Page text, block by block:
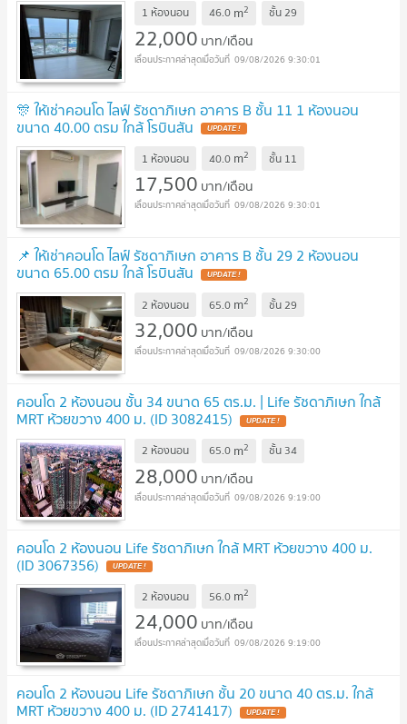
1 ห้องนอน 46.0 m2 ชั้น29
22,000 บาท/เดือน
09/08/2026 9:30:01
🎊 ให้เช่าคอนโด ไลฟ์ รัชดาภิเษก อาคาร B ชั้น 11 1 ห้องนอน
ขนาด 40.00 ตรม ใกล้ โรบินสัน UPDATE !
1 ห้องนอน 40.0 m2 ชั้น 11
17,500 บาท/เดือน
09/08/2026 9:30:01
📌 ให้เช่าคอนโด ไลฟ์ รัชดาภิเษก อาคาร B ชั้น 29 2 ห้องนอน
ขนาด 65.00 ตรม ใกล้ โรบินสัน UPDATE !
2 ห้องนอน 65.0 m2 ชั้น29
32,000 บาท/เดือน
09/08/2026 9:30:00
คอนโด 2 ห้องนอน ชั้น 34 ขนาด 65 ตร.ม. | Life รัชดาภิเษก ใกล้
MRT ห้วยขวาง 400 ม. (ID 3082415) UPDATE !
2 ห้องนอน 65.0 m2 ชั้น 34
28,000 บาท/เดือน
09/08/2026 9:19:00
คอนโด 2 ห้องนอน Life รัชดาภิเษก ใกล้ MRT ห้วยขวาง 400 ม.
(ID 3067356) UPDATE !
2 ห้องนอน 56.0 m2
24,000 บาท/เดือน
09/08/2026 9:19:00
คอนโด 2 ห้องนอน Life รัชดาภิเษก ชั้น 20 ขนาด 40 ตร.ม. ใกล้
MRT ห้วยขวาง 400 ม. (ID 2741417) UPDATE !